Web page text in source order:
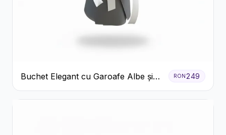
Buchet Elegant cu Garoafe Albe și
Eucalipt
RON 249